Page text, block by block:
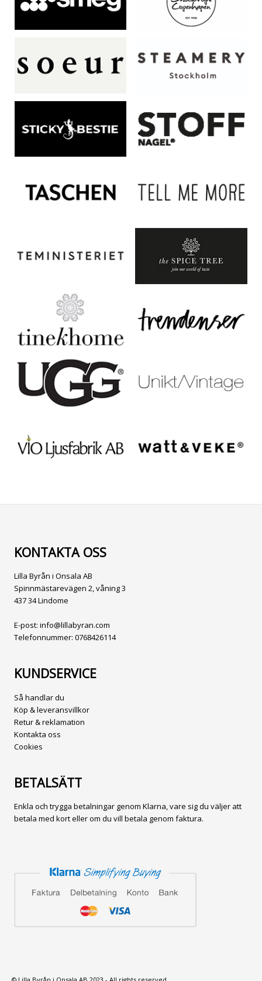
KONTAKTA OSS
Lilla Byrån i Onsala AB
Spinnmästarevägen 2, våning 3
437 34 Lindome
E-post: info@lillabyran.com
Telefonnummer: 0768426114
KUNDSERVICE
Så handlar du
Köp & leveransvillkor
Retur & reklamation
Kontakta oss
Cookies
BETALSÄTT
Enkla och trygga betalningar genom Klarna, vare sig du väljer att
betala med kort eller om du vill betala genom faktura.